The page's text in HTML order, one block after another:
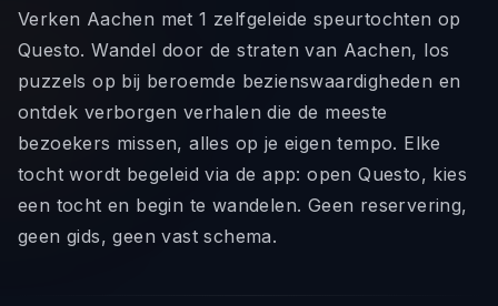
Verken Aachen met 1 zelfgeleide speurtochten op
Questo. Wandel door de straten van Aachen, los
puzzels op bij beroemde bezienswaardigheden en
ontdek verborgen verhalen die de meeste
bezoekers missen, alles op je eigen tempo. Elke
tocht wordt begeleid via de app: open Questo, kies
een tocht en begin te wandelen. Geen reservering,
geen gids, geen vast schema.